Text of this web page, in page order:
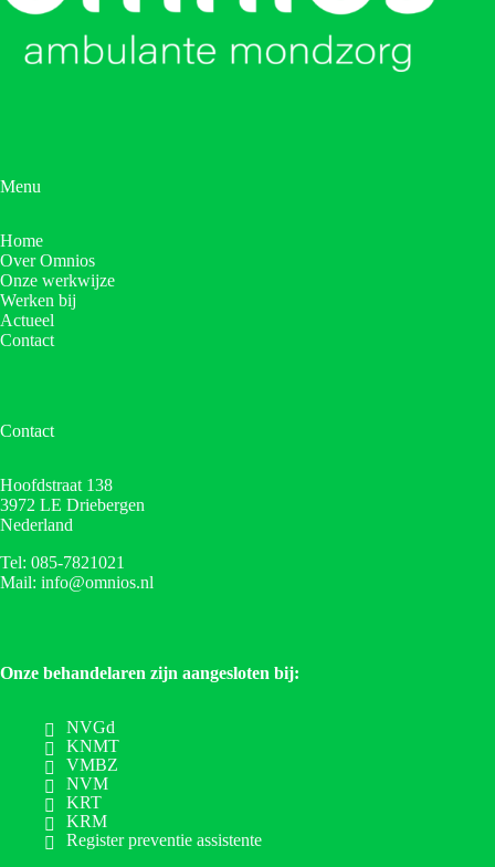
Menu
Home
Over Omnios
Onze werkwijze
Werken bij
Actueel
Contact
Contact
Hoofdstraat 138
3972 LE Driebergen
Nederland
Tel: 085-7821021
Mail: info@omnios.nl
Onze behandelaren zijn aangesloten bij:
NVGd
KNMT
VMBZ
NVM
KRT
KRM
Register preventie assistente